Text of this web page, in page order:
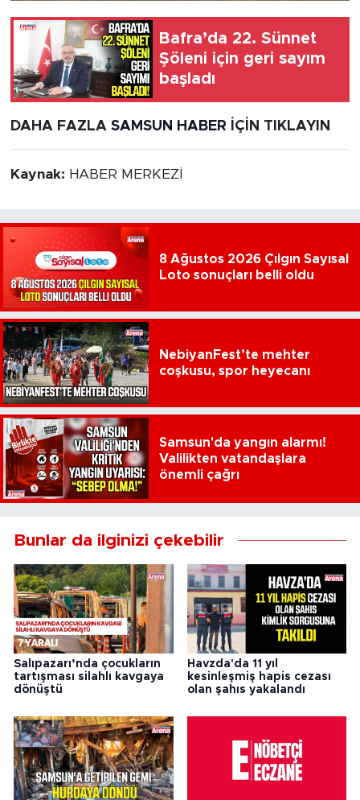
Bafra’da 22. Sünnet
Şöleni için geri sayım
başladı
DAHA FAZLA SAMSUN HABER İÇİN TIKLAYIN
Kaynak: HABER MERKEZİ
8 Ağustos 2026 Çılgın Sayısal
Loto sonuçları belli oldu
NebiyanFest’te mehter
coşkusu, spor heyecanı
Samsun'da yangın alarmı!
Valilikten vatandaşlara
önemli çağrı
Bunlar da ilginizi çekebilir
Salıpazarı’nda çocukların
tartışması silahlı kavgaya
dönüştü
Havzda'da 11 yıl
kesinleşmiş hapis cezası
olan şahıs yakalandı